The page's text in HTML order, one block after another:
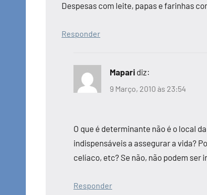
Despesas com leite, papas e farinhas
Responder
Mapari diz:
9 Março, 2010 às 23:54
O que é determinante não é o local
indispensáveis a assegurar a vida?
celíaco, etc? Se não, não podem ser
Responder